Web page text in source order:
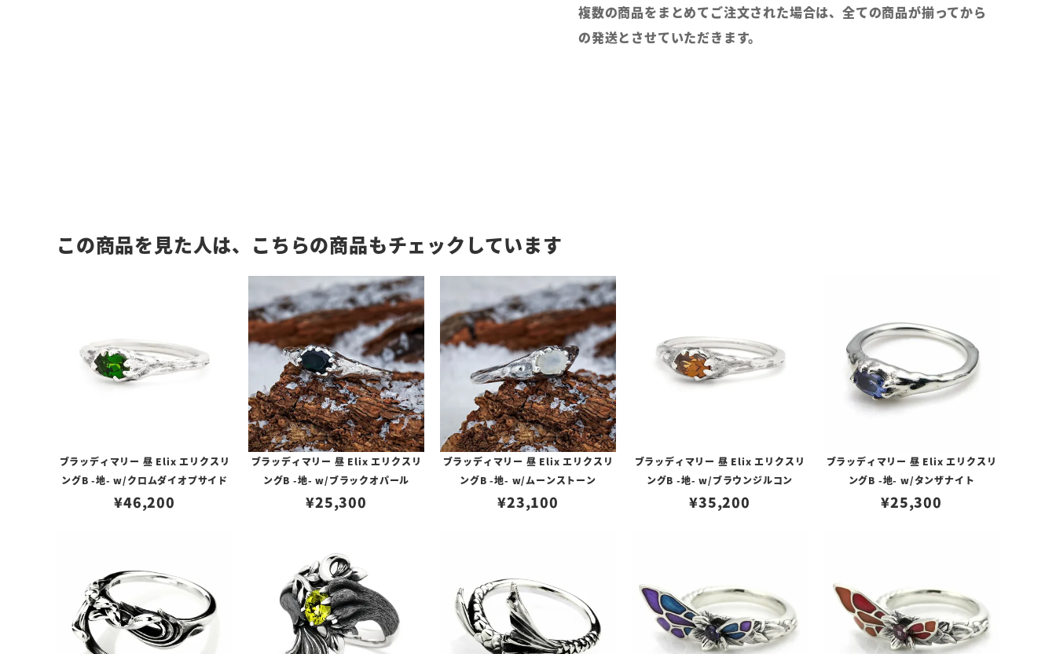
複数の商品をまとめてご注文された場合は、全ての商品が揃ってから
の発送とさせていただきます。
この商品を見た人は、こちらの商品もチェックしています
ブラッディマリー 昼 Elix エリクスリ
ングB -地- w/クロムダイオプサイド
¥46,200
ブラッディマリー 昼 Elix エリクスリ
ングB -地- w/ブラックオパール
¥25,300
ブラッディマリー 昼 Elix エリクスリ
ングB -地- w/ムーンストーン
¥23,100
ブラッディマリー 昼 Elix エリクスリ
ングB -地- w/ブラウンジルコン
¥35,200
ブラッディマリー 昼 Elix エリクスリ
ングB -地- w/タンザナイト
¥25,300